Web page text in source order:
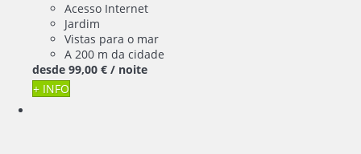
Acesso Internet
Jardim
Vistas para o mar
A 200 m da cidade
desde 99,00 € / noite
+ INFO